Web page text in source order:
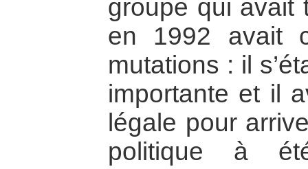
groupe qui avait
en 1992 avait
mutations : il
importante et il
légale pour
politique à